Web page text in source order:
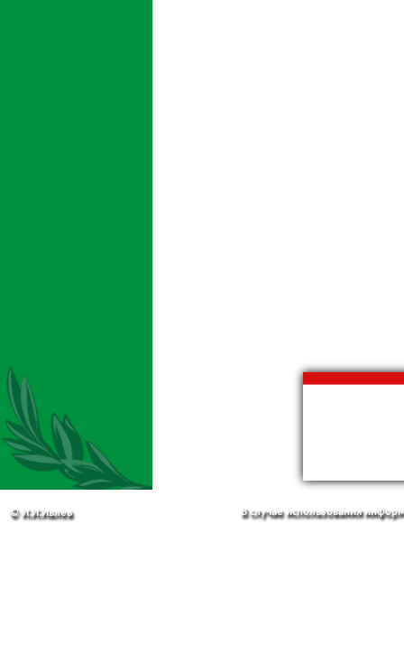
© И.И.Ивлев В случае использования